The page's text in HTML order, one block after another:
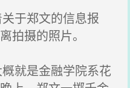
于郑文的信息报
拍摄的照片。
就是金融学院系花